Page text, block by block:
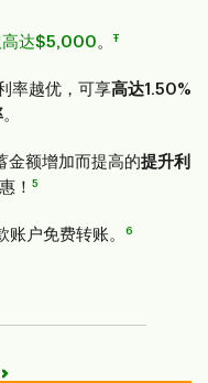
高达$5,000。 Ŧ
率越优，可享高达1.50%
。
金额增加而提高的提升利
！ 5
账户免费转账。 6